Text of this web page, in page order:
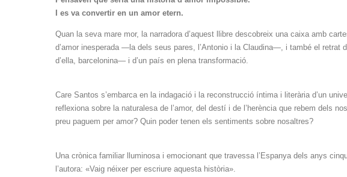
I es va convertir en un amor etern.
Quan la seva mare mor, la narradora d’aquest llibre descobreix una caixa amb
d’amor inesperada —la dels seus pares, l’Antonio i la Claudina—, i també el retrat
d’ella, barcelonina— i d’un país en plena transformació.
Care Santos s’embarca en la indagació i la reconstrucció íntima i literària d’un
reflexiona sobre la naturalesa de l’amor, del destí i de l’herència que rebem dels
preu paguem per amor? Quin poder tenen els sentiments sobre nosaltres?
Una crònica familiar lluminosa i emocionant que travessa l’Espanya dels anys
l’autora: «Vaig néixer per escriure aquesta història».